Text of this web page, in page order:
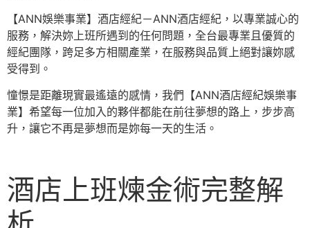
【ANN娛樂事業】酒店經紀－ANN酒店經紀，以專業誠心的
服務，解決妳上班所遇到的任何問題，全台最專業且優質的
經紀團隊，跨足多方相關產業，在服務與品質上絕對讓妳感
受得到。
憧憬是距離現實最遙遠的感情，我們【ANN酒店經紀娛樂事
業】希望每一位加入的夥伴都能在前往夢想的路上，步步高
升，讓它不再是夢想而是妳每一天的生活。
酒店上班煉金術完整解